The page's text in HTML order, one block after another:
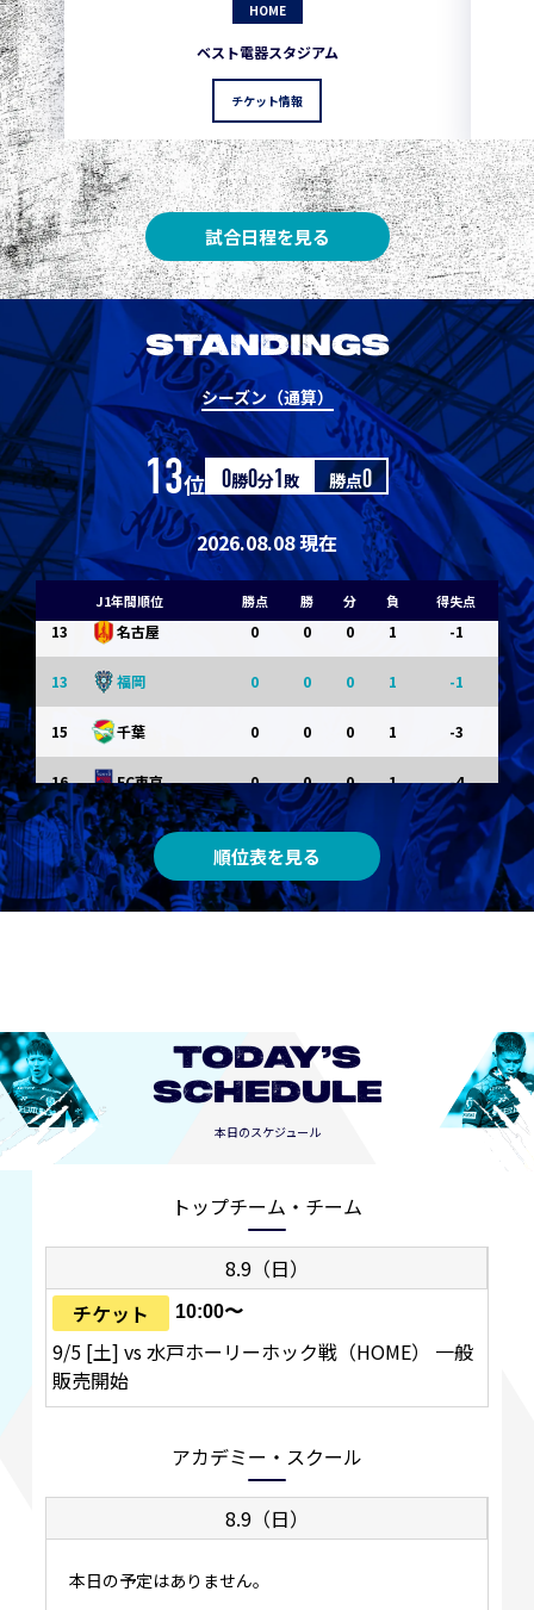
HOME
ベスト電器スタジアム
チケット情報
試合日程を見る
STANDINGS
シーズン（通算）
13位 0勝0分1敗 勝点0
2026.08.08 現在
J1年間順位 勝点 勝 分 負 得失点
1 3
2 3 1
3
3 Ｇ大阪 3 1 0 0 1
5 柏 3 1 0 1
5 Ｃ大阪 3 1 0 0 1
3 1 0 1
7 神戸 3 1 0 0 1
浦和 0 0 1 -1
9 横浜FM 0 0 1 -1
11 水戸 0 0 1 -1
11 岡山 0 0 0 1 -1
13 名古屋 0 0 0 1 -1
13 福岡 0 0 0 1 -1
15 千葉 0 0 0 1 -3
16 FC東京 0 0 0 1 -4
東京Ｖ 0 0 0 0
川崎Ｆ 0 0 0 0 0
順位表を見る
TODAY’S
SCHEDULE
本日のスケジュール
トップチーム・チーム
8.9（日）
チケット
10:00〜
9/5 [土] vs 水戸ホーリーホック戦（HOME） 一般
販売開始
アカデミー・スクール
8.9（日）
本日の予定はありません。